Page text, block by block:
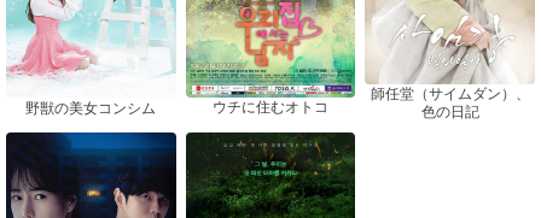
野獣の美女コンシム ウチに住むオトコ
師任堂（サイムダン）、
色の日記